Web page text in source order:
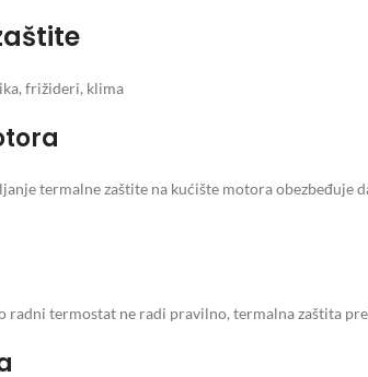
frižideri, klima
termalne zaštite na kućište motora obezbeđuje
radni termostat ne radi pravilno, termalna zaštita